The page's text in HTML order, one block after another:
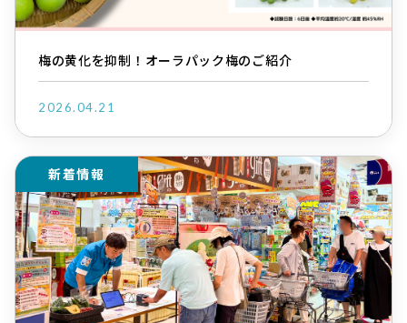
梅の黄化を抑制！オーラパック梅のご紹介
2026.04.21
新着情報